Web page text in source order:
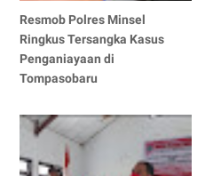
Resmob Polres Minsel
Ringkus Tersangka Kasus
Penganiayaan di
Tompasobaru